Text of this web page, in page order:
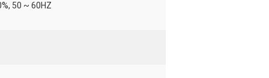
50 ~ 60HZ